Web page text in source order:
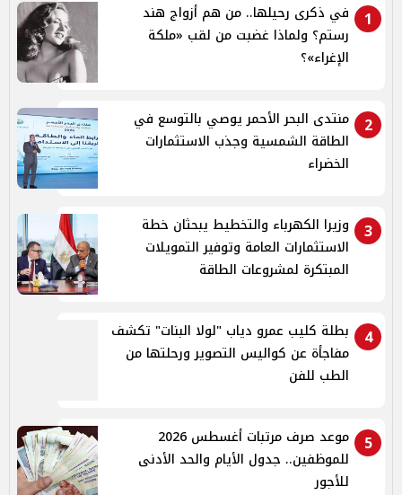
1
في ذكرى رحيلها.. من هم أزواج هند
رستم؟ ولماذا غضبت من لقب «ملكة
الإغراء»؟
2
منتدى البحر الأحمر يوصي بالتوسع في
الطاقة الشمسية وجذب الاستثمارات
الخضراء
3
وزيرا الكهرباء والتخطيط يبحثان خطة
الاستثمارات العامة وتوفير التمويلات
المبتكرة لمشروعات الطاقة
4
بطلة كليب عمرو دياب "لولا البنات" تكشف
مفاجأة عن كواليس التصوير ورحلتها من
الطب للفن
5
موعد صرف مرتبات أغسطس 2026
للموظفين.. جدول الأيام والحد الأدنى
للأجور